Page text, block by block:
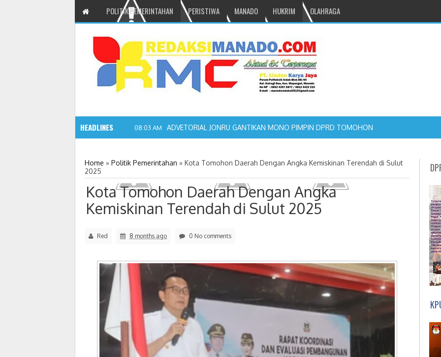
POLITIK PEMERINTAHAN PERISTIWA MANADO HUKRIM OLAHRAGA
HEADLINES 08:03 AM ADVETORIAL JONRU GANTIKAN MONO PIMPIN DPRD TOMOHON
Home » Politik Pemerintahan » Kota Tomohon Daerah Dengan Angka Kemiskinan Terendah di Sulut
2025
Kota Tomohon Daerah Dengan Angka
Kemiskinan Terendah di Sulut 2025
Red 8 months ago 0 No comments